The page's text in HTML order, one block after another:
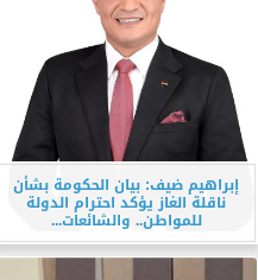
إبراهيم ضيف: بيان الحكومة بشأن
ناقلة الغاز يؤكد احترام الدولة
للمواطن.. والشائعات...